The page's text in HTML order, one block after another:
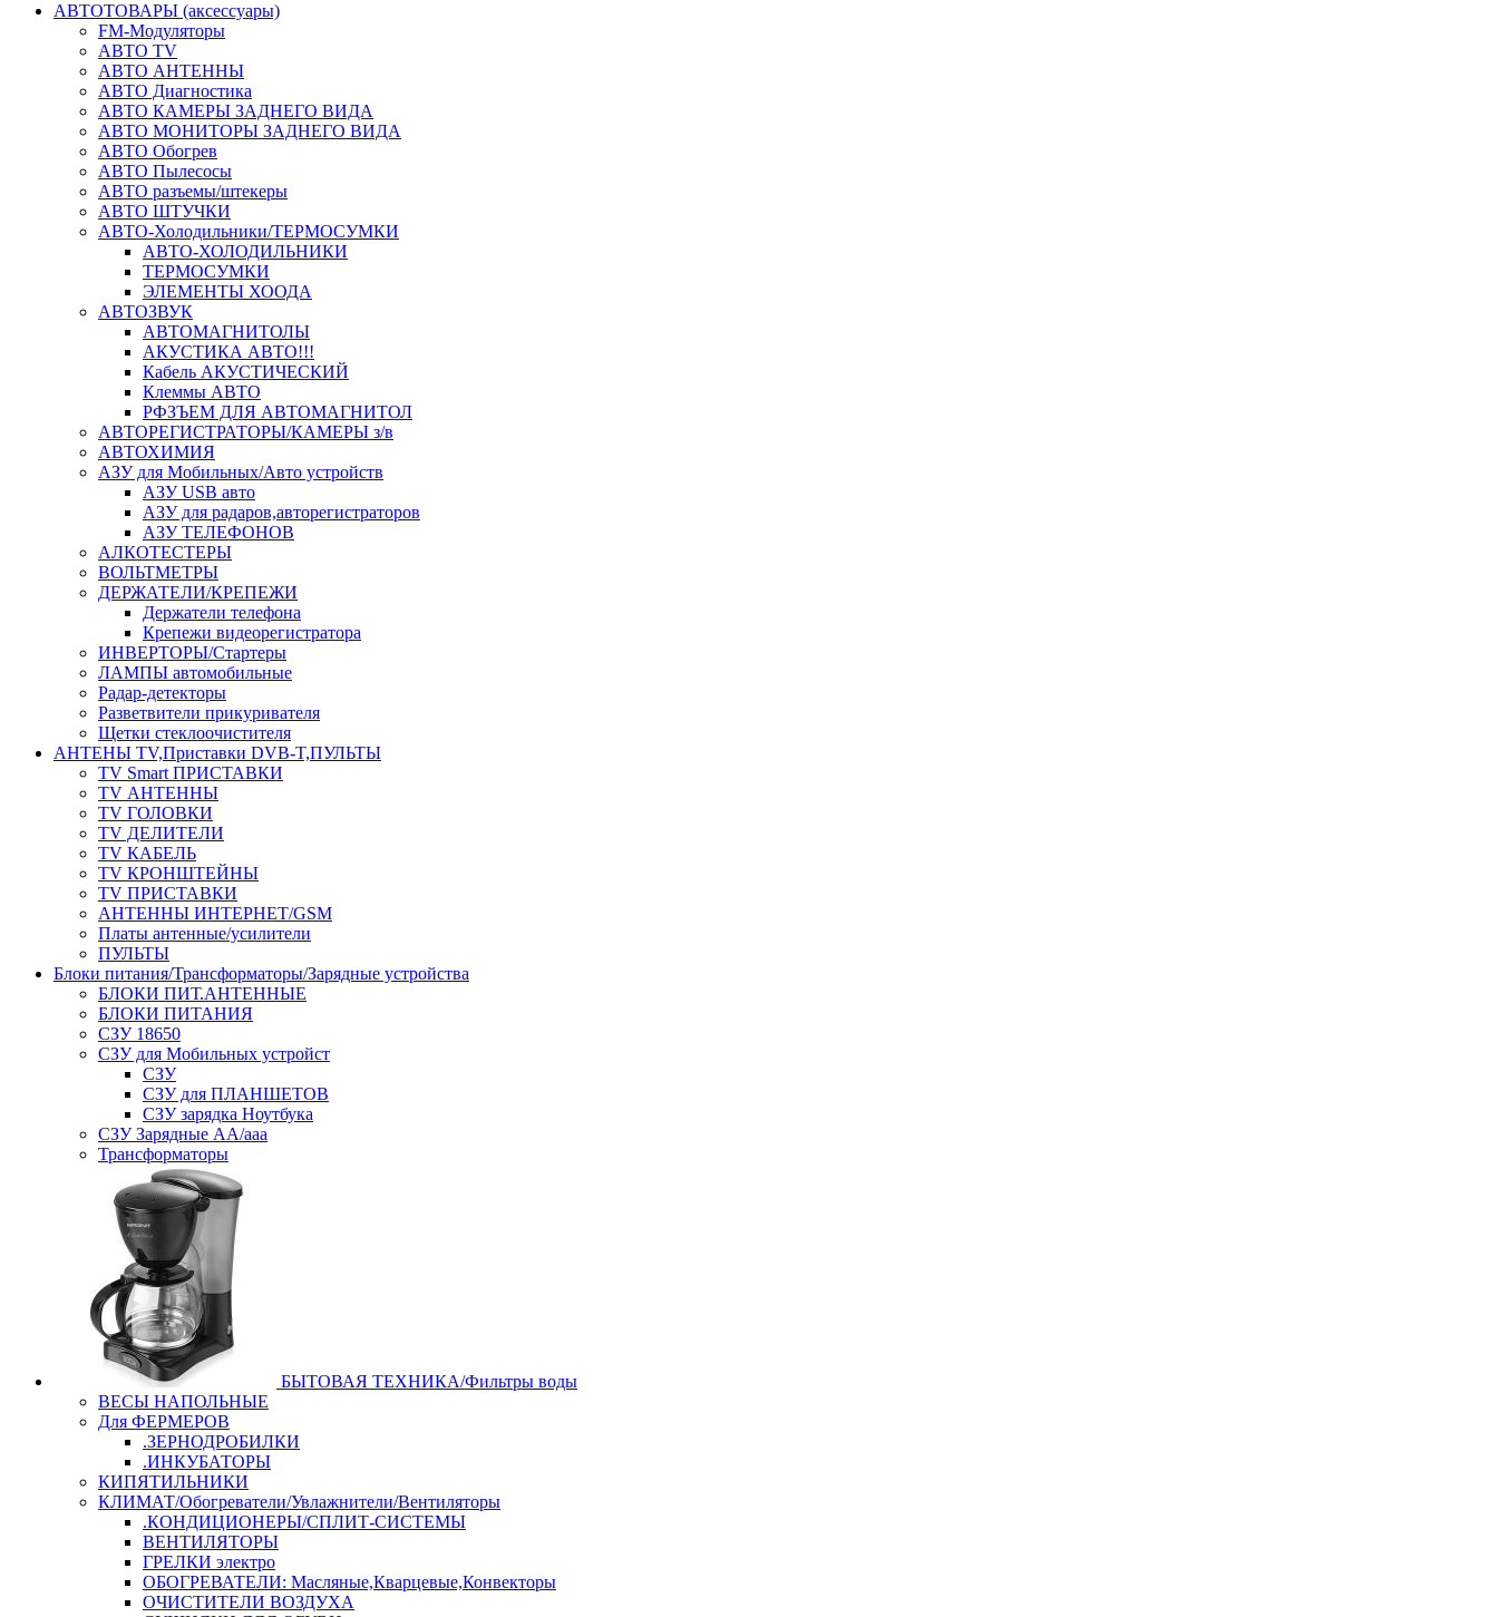
АВТОТОВАРЫ (аксессуары)
FM-Модуляторы
АВТО TV
АВТО АНТЕННЫ
АВТО Диагностика
АВТО КАМЕРЫ ЗАДНЕГО ВИДА
АВТО МОНИТОРЫ ЗАДНЕГО ВИДА
АВТО Обогрев
АВТО Пылесосы
АВТО разъемы/штекеры
АВТО ШТУЧКИ
АВТО-Холодильники/ТЕРМОСУМКИ
АВТО-ХОЛОДИЛЬНИКИ
ТЕРМОСУМКИ
ЭЛЕМЕНТЫ ХООДА
АВТОЗВУК
АВТОМАГНИТОЛЫ
АКУСТИКА АВТО!!!
Кабель АКУСТИЧЕСКИЙ
Клеммы АВТО
РФЗЪЕМ ДЛЯ АВТОМАГНИТОЛ
АВТОРЕГИСТРАТОРЫ/КАМЕРЫ з/в
АВТОХИМИЯ
АЗУ для Мобильных/Авто устройств
АЗУ USB авто
АЗУ для радаров,авторегистраторов
АЗУ ТЕЛЕФОНОВ
АЛКОТЕСТЕРЫ
ВОЛЬТМЕТРЫ
ДЕРЖАТЕЛИ/КРЕПЕЖИ
Держатели телефона
Крепежи видеорегистратора
ИНВЕРТОРЫ/Стартеры
ЛАМПЫ автомобильные
Радар-детекторы
Разветвители прикуривателя
Щетки стеклоочистителя
АНТЕНЫ ТV,Приставки DVB-T,ПУЛЬТЫ
TV Smart ПРИСТАВКИ
TV АНТЕННЫ
TV ГОЛОВКИ
TV ДЕЛИТЕЛИ
TV КАБЕЛЬ
TV КРОНШТЕЙНЫ
TV ПРИСТАВКИ
АНТЕННЫ ИНТЕРНЕТ/GSM
Платы антенные/усилители
ПУЛЬТЫ
Блоки питания/Трансформаторы/Зарядные устройства
БЛОКИ ПИТ.АНТЕННЫЕ
БЛОКИ ПИТАНИЯ
СЗУ 18650
СЗУ для Мобильных устройст
СЗУ
СЗУ для ПЛАНШЕТОВ
СЗУ зарядка Ноутбука
СЗУ Зарядные АА/ааа
Трансформаторы
БЫТОВАЯ ТЕХНИКА/Фильтры воды
ВЕСЫ НАПОЛЬНЫЕ
Для ФЕРМЕРОВ
.ЗЕРНОДРОБИЛКИ
.ИНКУБАТОРЫ
КИПЯТИЛЬНИКИ
КЛИМАТ/Обогреватели/Увлажнители/Вентиляторы
.КОНДИЦИОНЕРЫ/СПЛИТ-СИСТЕМЫ
ВЕНТИЛЯТОРЫ
ГРЕЛКИ электро
ОБОГРЕВАТЕЛИ: Масляные,Кварцевые,Конвекторы
ОЧИСТИТЕЛИ ВОЗДУХА